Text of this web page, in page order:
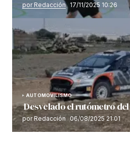
por Redacción 17/11/2025 10:26
AUTOMOVILISMO
Desvelado el rutómetro del
por Redacción 06/08/2025 21:01